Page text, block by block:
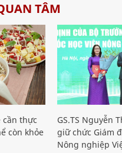
TÂM
cần thực
còn khỏe
GS.TS Nguyễn
giữ chức Giám
Nông nghiệp